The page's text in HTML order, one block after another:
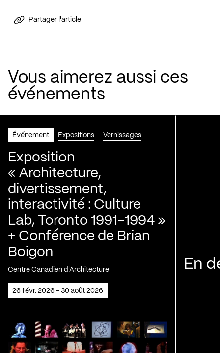
Partager l'article
Vous aimerez aussi ces
événements
Événement Expositions Vernissages
Exposition
« Architecture,
divertissement,
interactivité : Culture
Lab, Toronto 1991-1994 »
+ Conférence de Brian
Boigon
Centre Canadien d'Architecture
26 févr. 2026 - 30 août 2026
En